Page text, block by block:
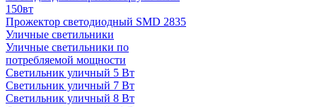
150вт
Прожектор светодиодный SMD 2835
Уличные светильники
Уличные светильники по
потребляемой мощности
Светильник уличный 5 Вт
Светильник уличный 7 Вт
Светильник уличный 8 Вт